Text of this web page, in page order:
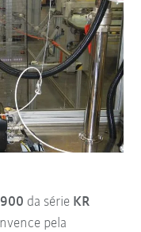
da série KR
pela